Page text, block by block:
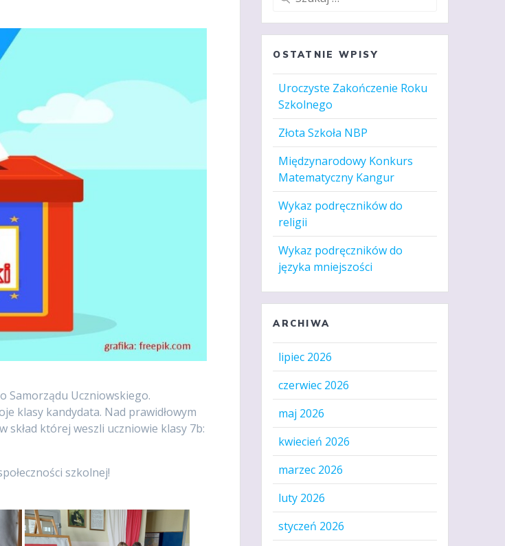
Samorządu Uczniowskiego.
klasy kandydata. Nad prawidłowym
skład której weszli uczniowie klasy 7b:
szkolnej!
OSTATNIE WPISY
Uroczyste Zakończenie Roku
Szkolnego
Złota Szkoła NBP
Międzynarodowy Konkurs
Matematyczny Kangur
Wykaz podręczników do
religii
Wykaz podręczników do
języka mniejszości
ARCHIWA
lipiec 2026
czerwiec 2026
maj 2026
kwiecień 2026
marzec 2026
luty 2026
styczeń 2026